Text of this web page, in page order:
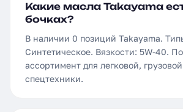
Какие масла Takayama
бочках?
В наличии 0 позиций Takayama.
Синтетическое. Вязкости: 5W-40.
ассортимент для легковой,
спецтехники.